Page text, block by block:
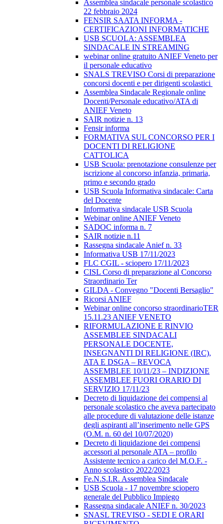
Assemblea sindacale personale scolastico
22 febbraio 2024
FENSIR SAATA INFORMA -
CERTIFICAZIONI INFORMATICHE
USB SCUOLA: ASSEMBLEA
SINDACALE IN STREAMING
webinar online gratuito ANIEF Veneto per
il personale educativo
SNALS TREVISO Corsi di preparazione
concorsi docenti e per dirigenti scolastici
Assemblea Sindacale Regionale online
Docenti/Personale educativo/ATA di
ANIEF Veneto
SAIR notizie n. 13
Fensir informa
FORMATIVA SUL CONCORSO PER I
DOCENTI DI RELIGIONE
CATTOLICA
USB Scuola: prenotazione consulenze per
iscrizione al concorso infanzia, primaria,
primo e secondo grado
USB Scuola Informativa sindacale: Carta
del Docente
Informativa sindacale USB Scuola
Webinar online ANIEF Veneto
SADOC informa n. 7
SAIR notizie n.11
Rassegna sindacale Anief n. 33
Informativa USB 17/11/2023
FLC CGIL - sciopero 17/11/2023
CISL Corso di preparazione al Concorso
Straordinario Ter
GILDA - Convegno "Docenti Bersaglio"
Ricorsi ANIEF
Webinar online concorso straordinarioTER
15.11.23 ANIEF VENETO
RIFORMULAZIONE E RINVIO
ASSEMBLEE SINDACALI
PERSONALE DOCENTE,
INSEGNANTI DI RELIGIONE (IRC),
ATA E DSGA – REVOCA
ASSEMBLEE 10/11/23 – INDIZIONE
ASSEMBLEE FUORI ORARIO DI
SERVIZIO 17/11/23
Decreto di liquidazione dei compensi al
personale scolastico che aveva partecipato
alle procedure di valutazione delle istanze
degli aspiranti all’inserimento nelle GPS
(O.M. n. 60 del 10/07/2020)
Decreto di liquidazione dei compensi
accessori al personale ATA – profilo
Assistente tecnico a carico del M.O.F. -
Anno scolastico 2022/2023
Fe.N.S.I.R. Assemblea Sindacale
USB Scuola - 17 novembre sciopero
generale del Pubblico Impiego
Rassegna sindacale ANIEF n. 30/2023
SNASL TREVISO - SEDI E ORARI